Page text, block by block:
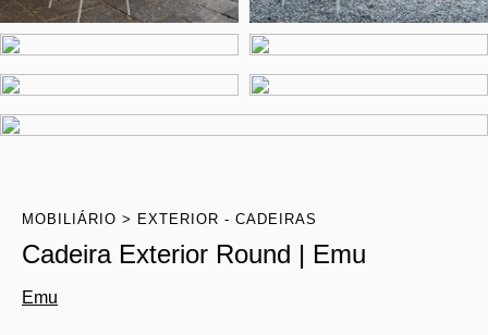
MOBILIÁRIO EXTERIOR - CADEIRAS
Cadeira Exterior Round | Emu
Emu